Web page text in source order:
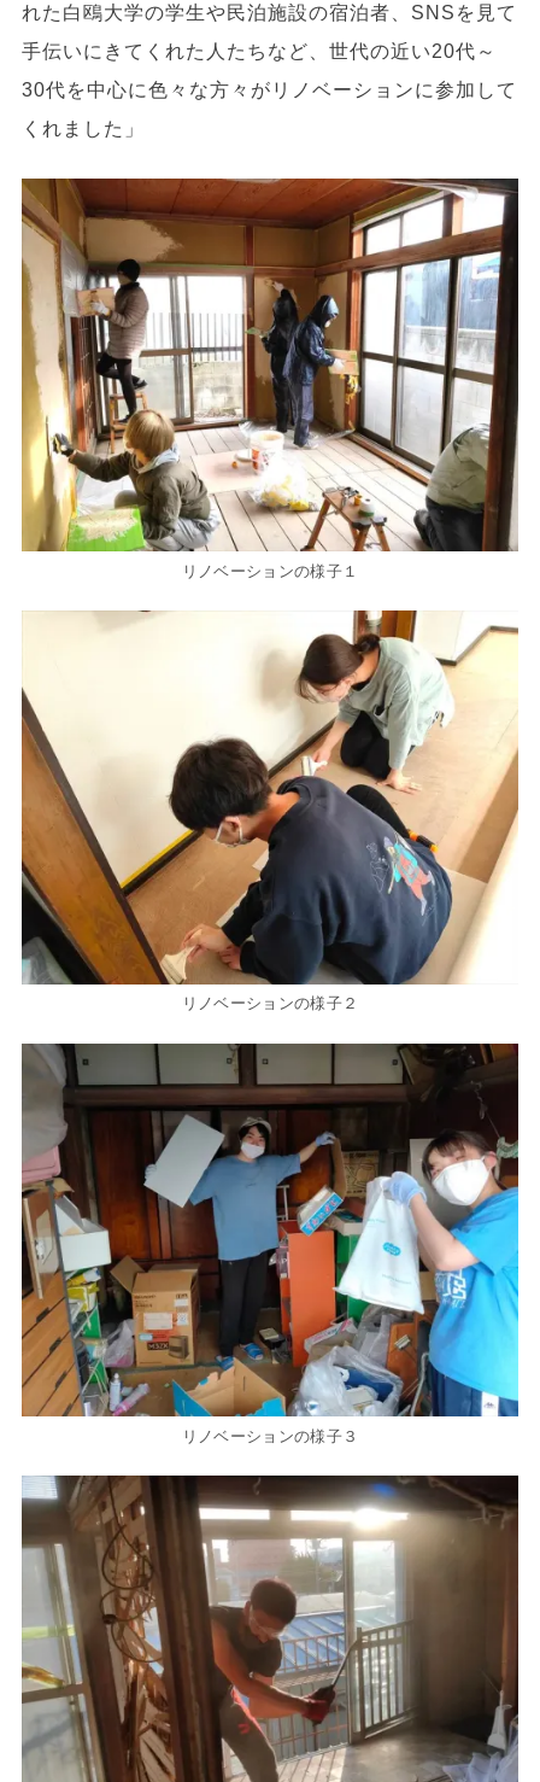
れた白鴎大学の学生や民泊施設の宿泊者、SNSを見て
手伝いにきてくれた人たちなど、世代の近い20代～
30代を中心に色々な方々がリノベーションに参加して
くれました」
リノベーションの様子１
リノベーションの様子２
リノベーションの様子３